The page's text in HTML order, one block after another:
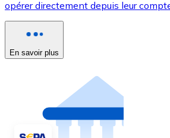
opérer directement depuis leur
En savoir plus